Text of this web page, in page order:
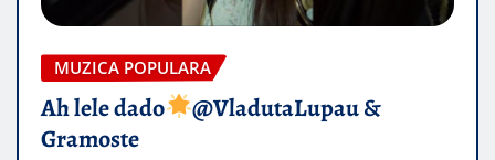
MUZICA POPULARA
Ah lele dado​
@VladutaLupau &
Gramoste